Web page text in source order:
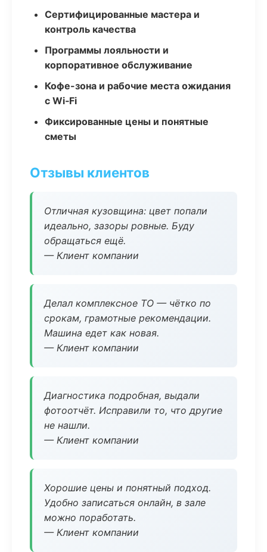
Сертифицированные мастера и
контроль качества
Программы лояльности и
корпоративное обслуживание
Кофе-зона и рабочие места ожидания
с Wi‑Fi
Фиксированные цены и понятные
сметы
Отзывы клиентов
Отличная кузовщина: цвет попали
идеально, зазоры ровные. Буду
обращаться ещё.
— Клиент компании
Делал комплексное ТО — чётко по
срокам, грамотные рекомендации.
Машина едет как новая.
— Клиент компании
Диагностика подробная, выдали
фотоотчёт. Исправили то, что другие
не нашли.
— Клиент компании
Хорошие цены и понятный подход.
Удобно записаться онлайн, в зале
можно поработать.
— Клиент компании